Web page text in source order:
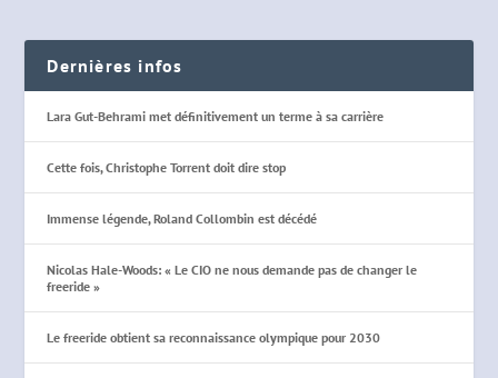
Dernières infos
Lara Gut-Behrami met définitivement un terme à sa carrière
Cette fois, Christophe Torrent doit dire stop
Immense légende, Roland Collombin est décédé
Nicolas Hale-Woods: « Le CIO ne nous demande pas de changer le
freeride »
Le freeride obtient sa reconnaissance olympique pour 2030